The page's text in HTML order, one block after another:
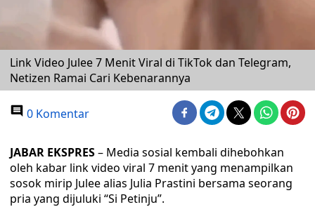
Link Video Julee 7 Menit Viral di TikTok dan Telegram,
Netizen Ramai Cari Kebenarannya
0 Komentar
JABAR EKSPRES– Media sosial kembali dihebohkan
oleh kabar link video viral 7 menit yang menampilkan
sosok mirip Julee alias Julia Prastini bersama seorang
pria yang dijuluki “Si Petinju”.